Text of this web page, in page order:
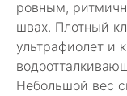
ровным,
швах. Плотный
ультрафиолет и
Небольшой вес